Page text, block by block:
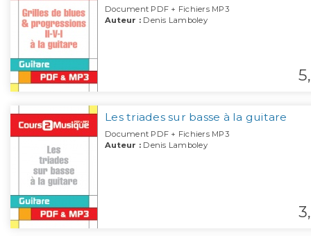
Document PDF + Fichiers MP3
Auteur : Denis Lamboley
5,
Les triades sur basse à la guitare
Document PDF + Fichiers MP3
Auteur : Denis Lamboley
3,